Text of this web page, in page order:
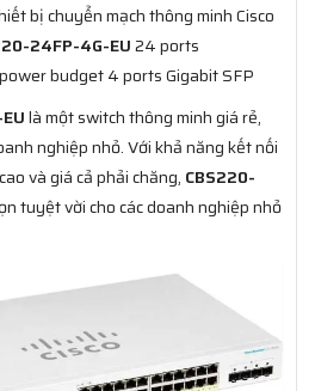
bị chuyển mạch thông minh Cisco
24FP-4G-EU24 ports
budget 4 ports Gigabit SFP
là một switch thông minh giá rẻ,
nghiệp nhỏ. Với khả năng kết nối
và giá cả phải chăng, CBS220-
tuyệt vời cho các doanh nghiệp nhỏ